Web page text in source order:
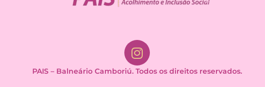
PAIS – Balneário Camboriú. Todos os direitos reservados.